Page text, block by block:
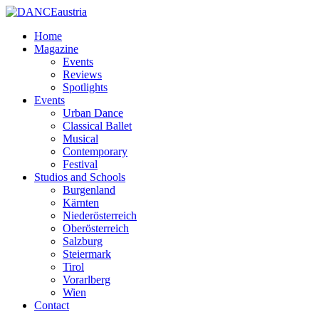
Home
Magazine
Events
Reviews
Spotlights
Events
Urban Dance
Classical Ballet
Musical
Contemporary
Festival
Studios and Schools
Burgenland
Kärnten
Niederösterreich
Oberösterreich
Salzburg
Steiermark
Tirol
Vorarlberg
Wien
Contact